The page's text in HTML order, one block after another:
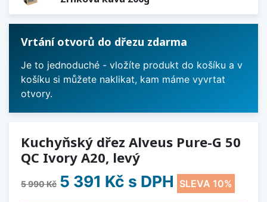
Vrtání otvorů do dřezu zdarma
Je to jednoduché - vložíte produkt do košíku a v
košíku si můžete naklikat, kam máme vyvrtat
otvory.
Kuchyňský dřez Alveus Pure-G 50
QC Ivory A20, levý
5 990 Kč 5 391 Kč s DPH SLEVA 10%